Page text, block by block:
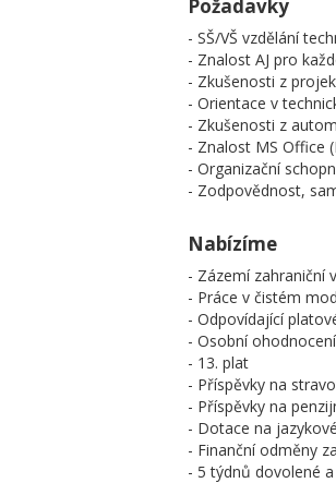
Požadavky
- SŠ/VŠ vzdělání
- Znalost AJ pro
- Zkušenosti z
- Orientace v
- Zkušenosti z
- Znalost MS Office
- Organizační
- Zodpovědnost,
Nabízíme
- Zázemí zahraniční
- Práce v čistém
- Odpovídající
- Osobní
- 13. plat
- Příspěvky na
- Příspěvky na
- Dotace na
- Finanční odměny
- 5 týdnů dovolené